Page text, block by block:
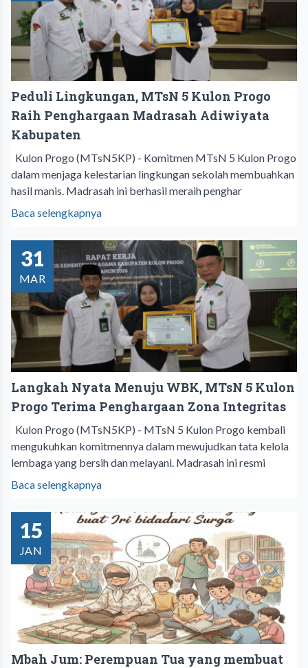
Peduli Lingkungan, MTsN 5 Kulon Progo
Raih Penghargaan Madrasah Adiwiyata
Kabupaten
Kulon Progo (MTsN5KP) - Komitmen MTsN 5 Kulon Progo
dalam menjaga kelestarian lingkungan sekolah membuahkan
hasil manis. Madrasah ini berhasil meraih penghar
Baca selengkapnya
31
MAR
Langkah Nyata Menuju WBK, MTsN 5 Kulon
Progo Terima Penghargaan Zona Integritas
Kulon Progo (MTsN5KP) - MTsN 5 Kulon Progo kembali
mengukuhkan komitmennya dalam mewujudkan tata kelola
lembaga yang bersih dan melayani. Madrasah ini resmi
Baca selengkapnya
15
JAN
Mbah Jum: Perempuan Tua yang membuat